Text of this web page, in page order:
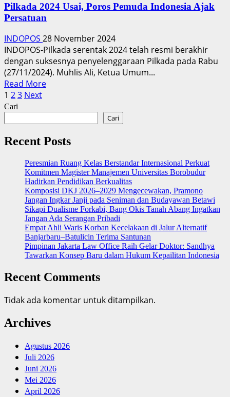
Dirut
Pertamina,
Netizen
Tuntut
Harakiri
Pilkada 2024 Usai, Poros Pemuda Indonesia Ajak
Persatuan
INDOPOS 28 November 2024
INDOPOS-Pilkada serentak 2024 telah resmi berakhir
dengan suksesnya penyelenggaraan Pilkada pada Rabu
(27/11/2024). Muhlis Ali, Ketua Umum...
Read MoreRead
Usai,
Pemuda
Indonesia
Ajak
Persatuan
Paginasi
pos
1 23 Next
Cari
Cari
Recent Posts
Peresmian Ruang Kelas Berstandar Internasional Perkuat
Komitmen Magister Manajemen Universitas Borobudur
Hadirkan Pendidikan Berkualitas
Komposisi DKJ 2026–2029 Mengecewakan, Pramono
Jangan Ingkar Janji pada Seniman dan Budayawan Betawi
Sikapi Dualisme Forkabi, Bang Okis Tanah Abang Ingatkan
Jangan Ada Serangan Pribadi
Empat Ahli Waris Korban Kecelakaan di Jalur Alternatif
Banjarbaru–Batulicin Terima Santunan
Pimpinan Jakarta Law Office Raih Gelar Doktor: Sandhya
Tawarkan Konsep Baru dalam Hukum Kepailitan Indonesia
Recent Comments
Tidak ada komentar untuk ditampilkan.
Archives
Agustus 2026
Juli 2026
Juni 2026
Mei 2026
April 2026